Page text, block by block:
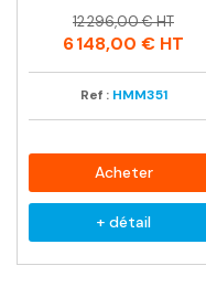
Prix
Prix
habituel
12 296,00 € HT
6 148,00 € HT
Ref : HMM351
Acheter
+ détail